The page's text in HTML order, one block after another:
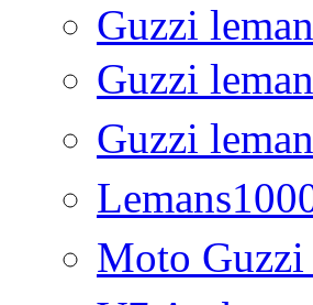
Guzzi
Guzzi
Guzzi
Moto